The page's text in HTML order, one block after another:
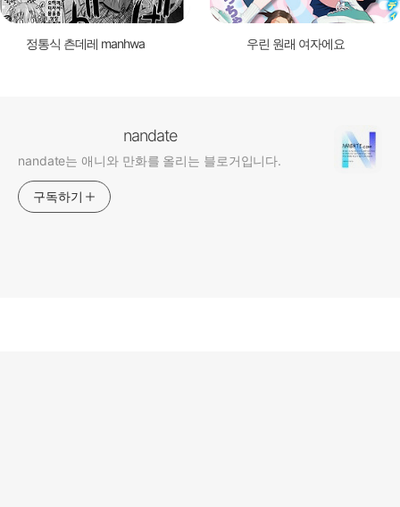
정통식 츤데레 manhwa 우린 원래 여자에요
nandate
nandate는 애니와 만화를 올리는 블로거입니다.
구독하기